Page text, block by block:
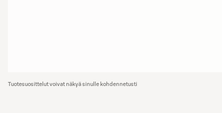
Tuotesuosittelut voivat näkyä sinulle kohdennetusti